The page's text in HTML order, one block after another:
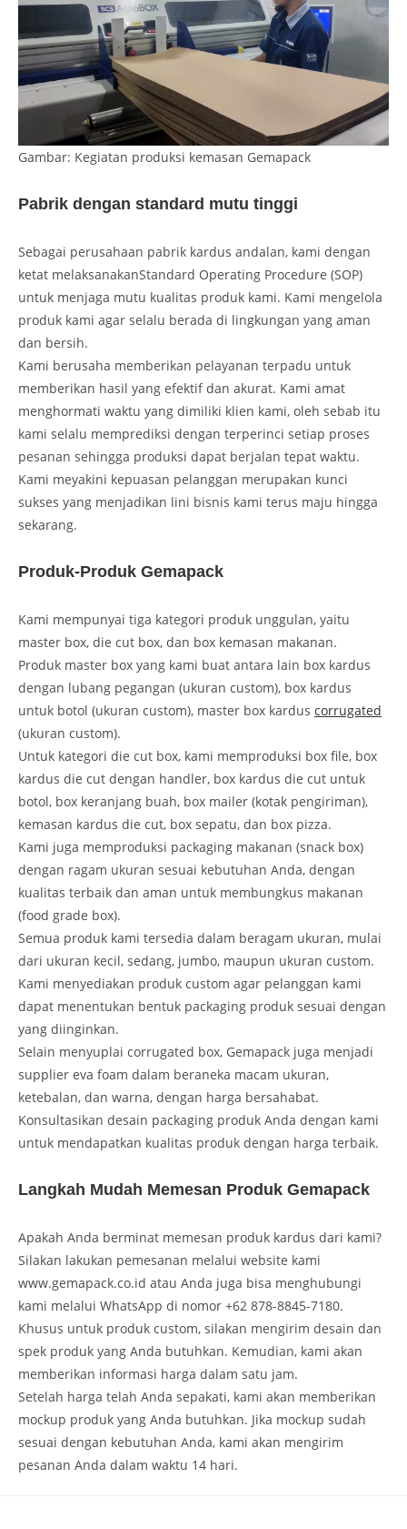
Gambar: Kegiatan produksi kemasan Gemapack
Pabrik dengan standard mutu tinggi
Sebagai perusahaan pabrik kardus andalan, kami dengan
ketat melaksanakanStandard Operating Procedure (SOP)
untuk menjaga mutu kualitas produk kami. Kami mengelola
produk kami agar selalu berada di lingkungan yang aman
dan bersih.
Kami berusaha memberikan pelayanan terpadu untuk
memberikan hasil yang efektif dan akurat. Kami amat
menghormati waktu yang dimiliki klien kami, oleh sebab itu
kami selalu memprediksi dengan terperinci setiap proses
pesanan sehingga produksi dapat berjalan tepat waktu.
Kami meyakini kepuasan pelanggan merupakan kunci
sukses yang menjadikan lini bisnis kami terus maju hingga
sekarang.
Produk-Produk Gemapack
Kami mempunyai tiga kategori produk unggulan, yaitu
master box, die cut box, dan box kemasan makanan.
Produk master box yang kami buat antara lain box kardus
dengan lubang pegangan (ukuran custom), box kardus
untuk botol (ukuran custom), master box kardus corrugated
(ukuran custom).
Untuk kategori die cut box, kami memproduksi box file, box
kardus die cut dengan handler, box kardus die cut untuk
botol, box keranjang buah, box mailer (kotak pengiriman),
kemasan kardus die cut, box sepatu, dan box pizza.
Kami juga memproduksi packaging makanan (snack box)
dengan ragam ukuran sesuai kebutuhan Anda, dengan
kualitas terbaik dan aman untuk membungkus makanan
(food grade box).
Semua produk kami tersedia dalam beragam ukuran, mulai
dari ukuran kecil, sedang, jumbo, maupun ukuran custom.
Kami menyediakan produk custom agar pelanggan kami
dapat menentukan bentuk packaging produk sesuai dengan
yang diinginkan.
Selain menyuplai corrugated box, Gemapack juga menjadi
supplier eva foam dalam beraneka macam ukuran,
ketebalan, dan warna, dengan harga bersahabat.
Konsultasikan desain packaging produk Anda dengan kami
untuk mendapatkan kualitas produk dengan harga terbaik.
Langkah Mudah Memesan Produk Gemapack
Apakah Anda berminat memesan produk kardus dari kami?
Silakan lakukan pemesanan melalui website kami
www.gemapack.co.id atau Anda juga bisa menghubungi
kami melalui WhatsApp di nomor +62 878-8845-7180.
Khusus untuk produk custom, silakan mengirim desain dan
spek produk yang Anda butuhkan. Kemudian, kami akan
memberikan informasi harga dalam satu jam.
Setelah harga telah Anda sepakati, kami akan memberikan
mockup produk yang Anda butuhkan. Jika mockup sudah
sesuai dengan kebutuhan Anda, kami akan mengirim
pesanan Anda dalam waktu 14 hari.